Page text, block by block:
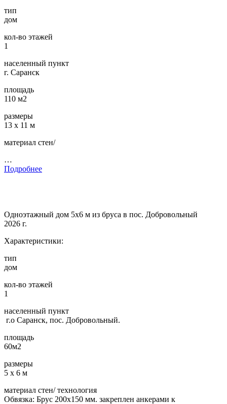
тип
дом
кол-во этажей
1
населенный пункт
г. Саранск
площадь
110 м2
размеры
13 х 11 м
материал стен/
…
Подробнее
Одноэтажный дом 5х6 м из бруса в пос. Добровольный
2026 г.
Характеристики:
тип
дом
кол-во этажей
1
населенный пункт
г.о Саранск, пос. Добровольный.
площадь
60м2
размеры
5 х 6 м
материал стен/ технология
Обвязка: Брус 200х150 мм. закреплен анкерами к